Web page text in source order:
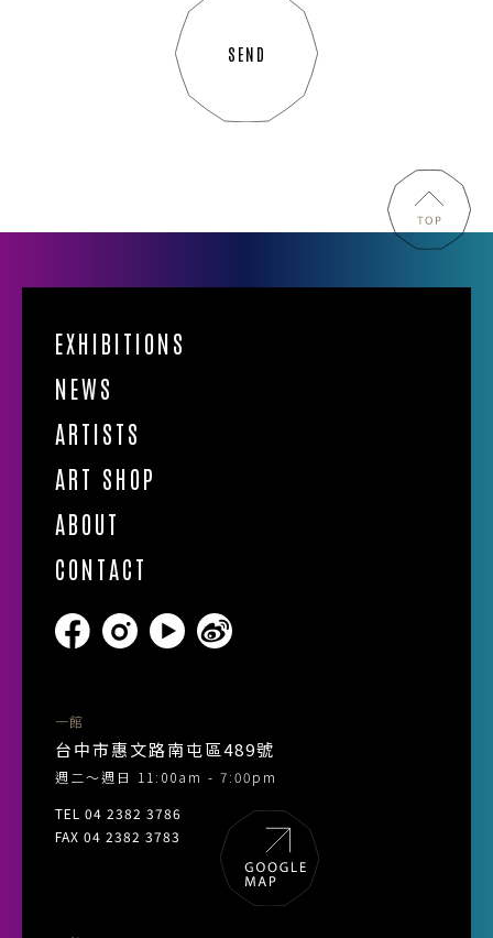
SEND
EXHIBITIONS
NEWS
ARTISTS
ART SHOP
ABOUT
CONTACT
一館
台中市惠文路南屯區489號
週二～週日 11:00am - 7:00pm
TEL 04 2382 3786
FAX 04 2382 3783